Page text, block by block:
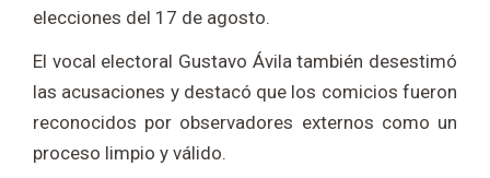
elecciones del 17 de agosto.
El vocal electoral Gustavo Ávila también desestimó
las acusaciones y destacó que los comicios fueron
reconocidos por observadores externos como un
proceso limpio y válido.